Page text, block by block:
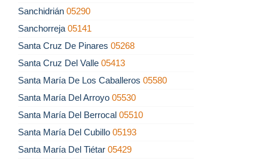
Sanchidrián 05290
Sanchorreja 05141
Santa Cruz De Pinares 05268
Santa Cruz Del Valle 05413
Santa María De Los Caballeros 05580
Santa María Del Arroyo 05530
Santa María Del Berrocal 05510
Santa María Del Cubillo 05193
Santa María Del Tiétar 05429